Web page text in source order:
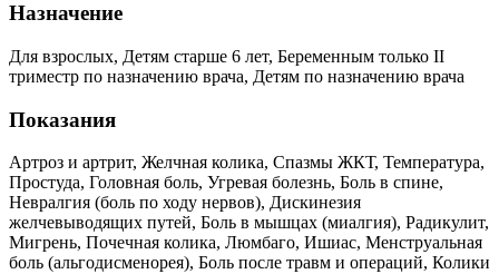
Назначение
Для взрослых, Детям старше 6 лет, Беременным только II
триместр по назначению врача, Детям по назначению врача
Показания
Артроз и артрит, Желчная колика, Спазмы ЖКТ, Температура,
Простуда, Головная боль, Угревая болезнь, Боль в спине,
Невралгия (боль по ходу нервов), Дискинезия
желчевыводящих путей, Боль в мышцах (миалгия), Радикулит,
Мигрень, Почечная колика, Люмбаго, Ишиас, Менструальная
боль (альгодисменорея), Боль после травм и операций, Колики